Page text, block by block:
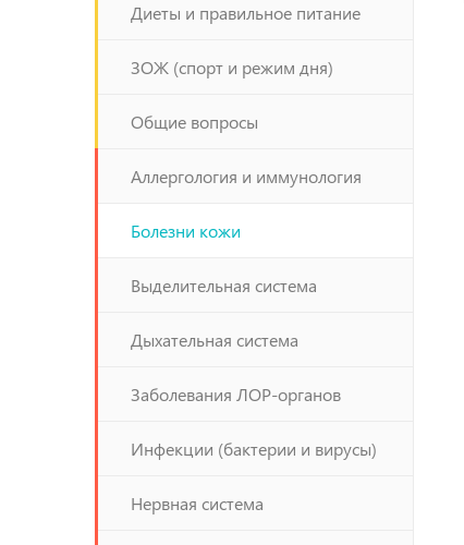
Диеты и правильное питание
ЗОЖ (спорт и режим дня)
Общие вопросы
Аллергология и иммунология
Болезни кожи
Выделительная система
Дыхательная система
Заболевания ЛОР-органов
Инфекции (бактерии и вирусы)
Нервная система